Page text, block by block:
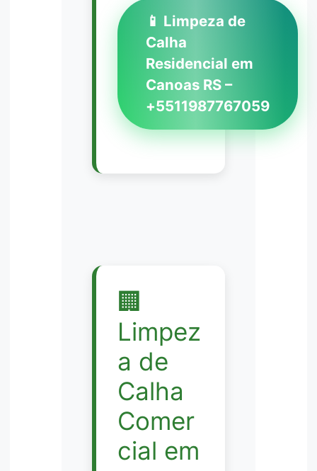
📱 Limpeza de
Calha
Residencial em
Canoas RS –
+5511987767059
🏢
Limpez
a de
Calha
Comer
cial em